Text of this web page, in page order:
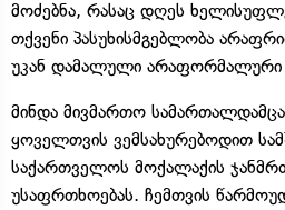
მოძებნა, რასაც დღეს
თქვენი პასუხისმგებლობა
უკან დამალული არაფორმალური
მინდა მივმართო
ყოველთვის ვემსახურებოდით
საქართველოს მოქალაქის
უსაფრთხოებას. ჩემთვის